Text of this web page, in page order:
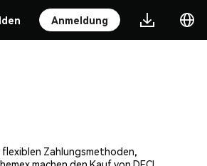
Anmeldung
flexiblen Zahlungsmethoden,